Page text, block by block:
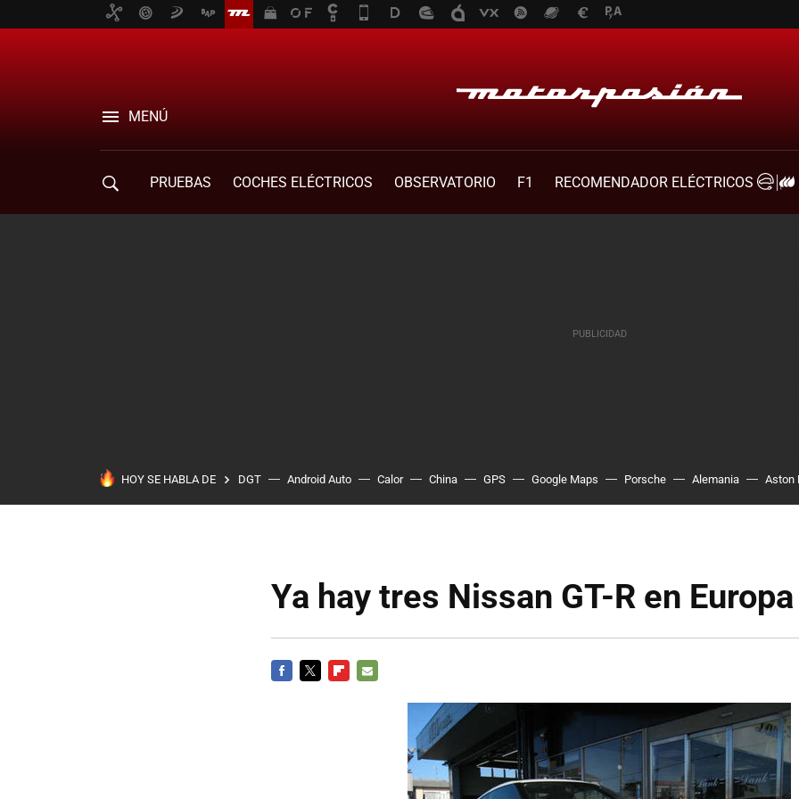
MENÚ
PRUEBAS COCHES ELÉCTRICOS OBSERVATORIO F1
RECOMENDADOR ELÉCTRICOS
HOY SE HABLA DE DGT Android Auto Calor China GPS Google Maps Porsche Alemania Aston
Ya hay tres Nissan GT-R en Europa